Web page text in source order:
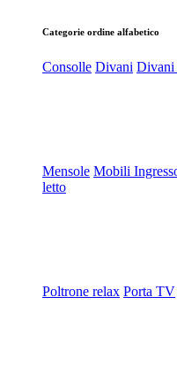
Categorie ordine alfabetico
Consolle Divani Divani
Mensole Mobili
letto
Poltrone relax Porta TV